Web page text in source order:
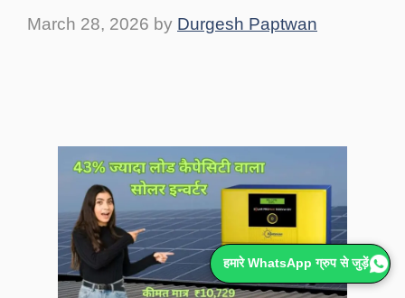
March 28, 2026 by Durgesh Paptwan
हमारे WhatsApp ग्रुप से जुड़ें